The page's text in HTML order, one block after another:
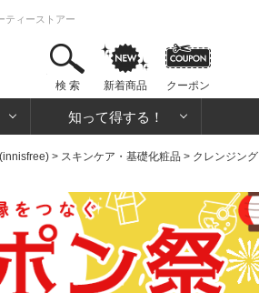
ティーストアー
検 索 新着商品 クーポン
知って得する！
> スキンケア・基礎化粧品 > クレンジング